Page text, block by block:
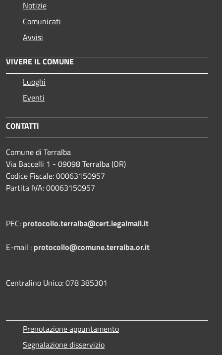
Notizie
Comunicati
Avvisi
VIVERE IL COMUNE
Luoghi
Eventi
CONTATTI
Comune di Terralba
Via Baccelli 1 - 09098 Terralba (OR)
Codice Fiscale: 00063150957
Partita IVA: 00063150957
PEC: protocollo.terralba@cert.legalmail.it
E-mail : protocollo@comune.terralba.or.it
Centralino Unico: 078 385301
Prenotazione appuntamento
Segnalazione disservizio